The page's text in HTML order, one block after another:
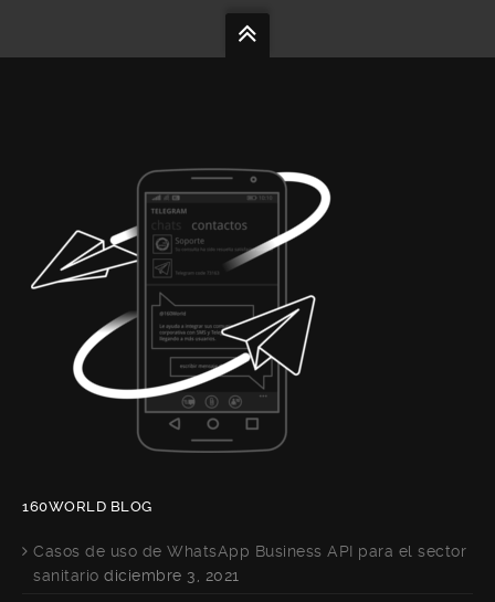
160WORLD BLOG
Casos de uso de WhatsApp Business API para el sector
sanitario diciembre 3, 2021